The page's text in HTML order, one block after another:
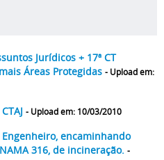
Jurídicos + 17ª CT
Áreas Protegidas - Upload em:
- Upload em: 10/03/2010
encaminhando
316, de incineração. -